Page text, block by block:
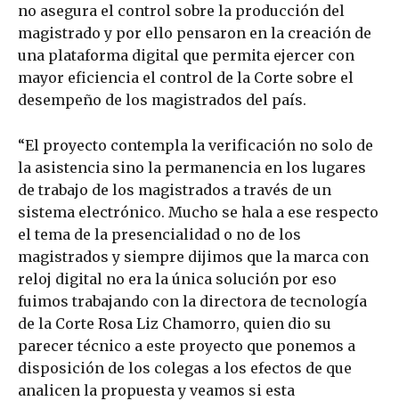
no asegura el control sobre la producción del
magistrado y por ello pensaron en la creación de
una plataforma digital que permita ejercer con
mayor eficiencia el control de la Corte sobre el
desempeño de los magistrados del país.
“El proyecto contempla la verificación no solo de
la asistencia sino la permanencia en los lugares
de trabajo de los magistrados a través de un
sistema electrónico. Mucho se hala a ese respecto
el tema de la presencialidad o no de los
magistrados y siempre dijimos que la marca con
reloj digital no era la única solución por eso
fuimos trabajando con la directora de tecnología
de la Corte Rosa Liz Chamorro, quien dio su
parecer técnico a este proyecto que ponemos a
disposición de los colegas a los efectos de que
analicen la propuesta y veamos si esta